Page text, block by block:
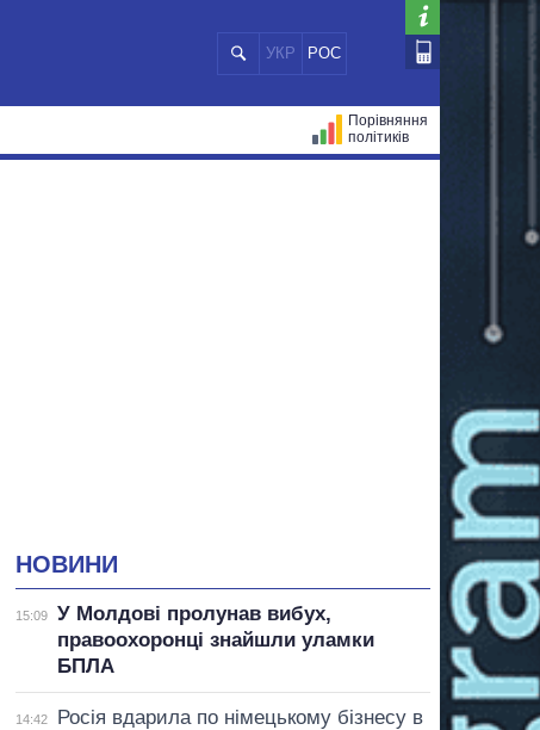
УКР РОС
Порівняння
політиків
НОВИНИ
15:09
У Молдові пролунав вибух,
правоохоронці знайшли уламки
БПЛА
14:42
Росія вдарила по німецькому бізнесу в